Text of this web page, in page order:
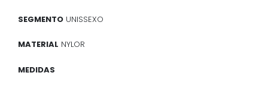
SEGMENTO UNISSEXO
MATERIAL NYLOR
MEDIDAS